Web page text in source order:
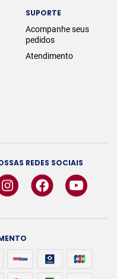
REDES SOCIAIS
SUPORTE
Acompanhe seus
pedidos
Atendimento